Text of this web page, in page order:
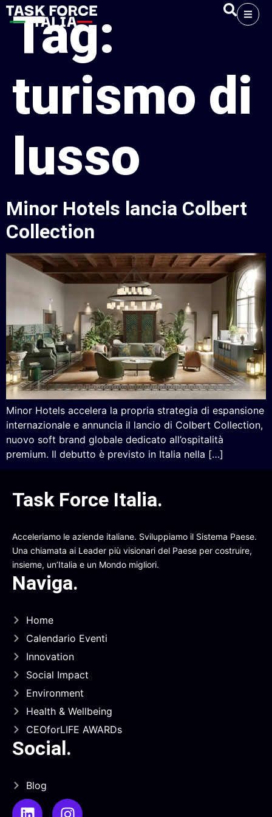
Tag:
turismo di
lusso
Minor Hotels lancia Colbert
Collection
Minor Hotels accelera la propria strategia di espansione
internazionale e annuncia il lancio di Colbert Collection,
nuovo soft brand globale dedicato all’ospitalità
premium. Il debutto è previsto in Italia nella […]
Task Force Italia.
Acceleriamo le aziende italiane. Sviluppiamo il Sistema Paese.
Una chiamata ai Leader più visionari del Paese per costruire,
insieme, un’Italia e un Mondo migliori.
Naviga.
Home
Calendario Eventi
Innovation
Social Impact
Environment
Health & Wellbeing
CEOforLIFE AWARDs
Social.
Blog